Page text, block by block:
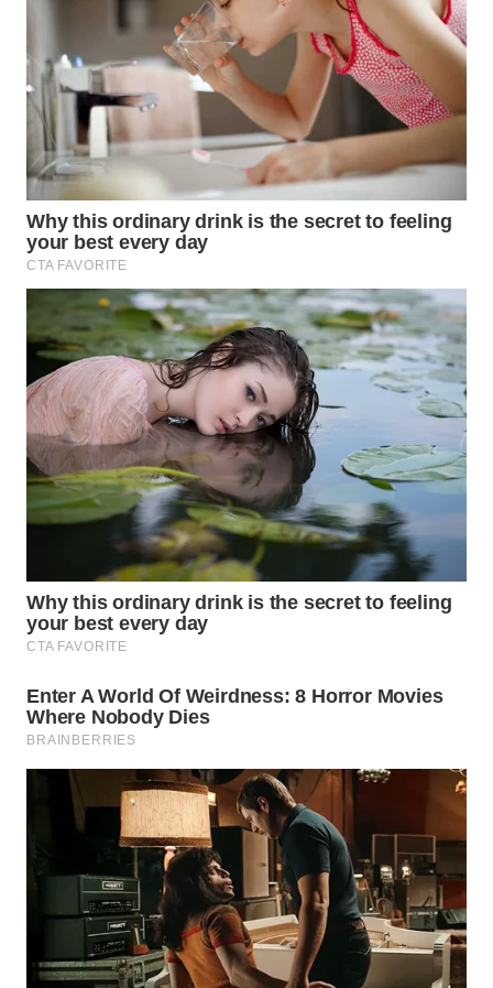
PRIANGAN
TIMUR
WN
SEMARANG
WN
SOLO
WN
BOROBUDUR
WN
MADURA
SURABAYA
WN
BINTAN
WN
MANDALIKA
WN
LIKUPANG
WN
LABUANBAJO
WN
BORNEO